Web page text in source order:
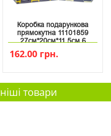
Коробка подарункова
прямокутна 11101859
27см*20см*11.5см 6
162.00 грн.
товари